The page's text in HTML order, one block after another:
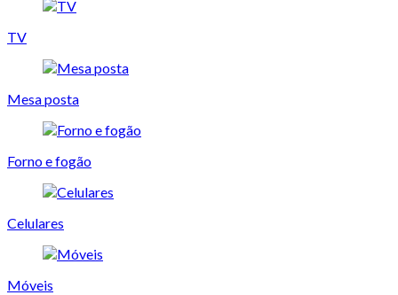
TV
Mesa posta
Forno e fogão
Celulares
Móveis